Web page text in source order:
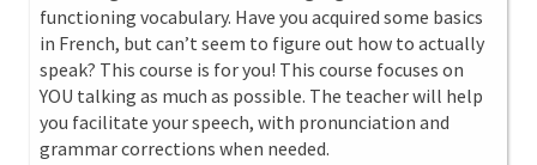
functioning vocabulary. Have you acquired some basics
in French, but can’t seem to figure out how to actually
speak? This course is for you! This course focuses on
YOU talking as much as possible. The teacher will help
you facilitate your speech, with pronunciation and
grammar corrections when needed.